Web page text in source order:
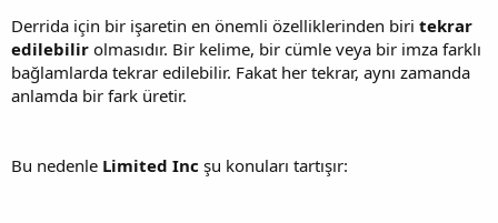
Derrida için bir işaretin en önemli özelliklerinden biri tekrar
edilebilir olmasıdır. Bir kelime, bir cümle veya bir imza farklı
bağlamlarda tekrar edilebilir. Fakat her tekrar, aynı zamanda
anlamda bir fark üretir.
Bu nedenle Limited Inc şu konuları tartışır: